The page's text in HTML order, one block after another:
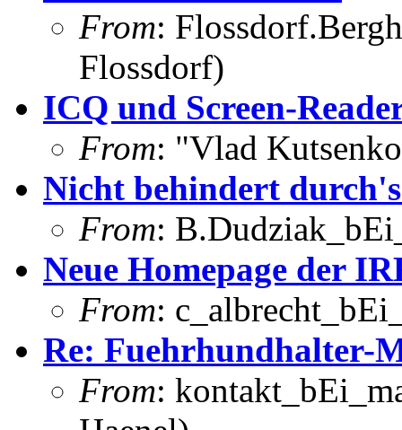
From:
Flossdorf)
ICQ und Screen-
From: "Vlad
Nicht behindert
From:
Neue Homepage der
From:
Re: Fuehrhundhalter-
From: